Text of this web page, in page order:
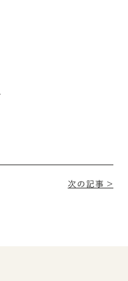
次の記事 ＞